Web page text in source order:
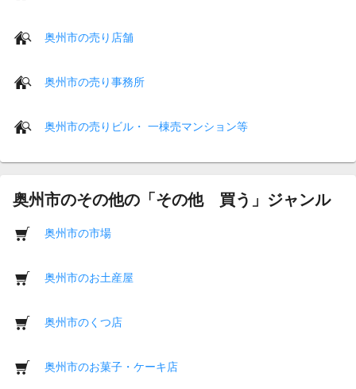
奥州市の売り店舗
奥州市の売り事務所
奥州市の売りビル・ 一棟売マンション等
奥州市のその他の「その他 買う」ジャンル
奥州市の市場
奥州市のお土産屋
奥州市のくつ店
奥州市のお菓子・ケーキ店